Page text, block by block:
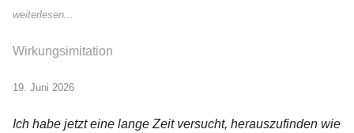
weiterlesen...
Wirkungsimitation
19. Juni 2026
Ich habe jetzt eine lange Zeit versucht, herauszufinden wie